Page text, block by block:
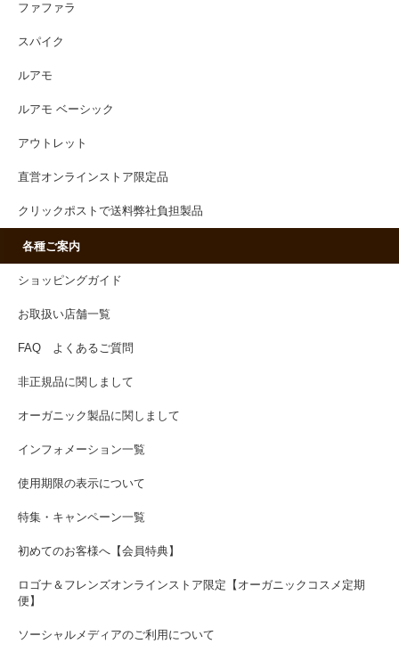
ファファラ
スパイク
ルアモ
ルアモ ベーシック
アウトレット
直営オンラインストア限定品
クリックポストで送料弊社負担製品
各種ご案内
ショッピングガイド
お取扱い店舗一覧
FAQ よくあるご質問
非正規品に関しまして
オーガニック製品に関しまして
インフォメーション一覧
使用期限の表示について
特集・キャンペーン一覧
初めてのお客様へ【会員特典】
ロゴナ＆フレンズオンラインストア限定【オーガニックコスメ定期
便】
ソーシャルメディアのご利用について